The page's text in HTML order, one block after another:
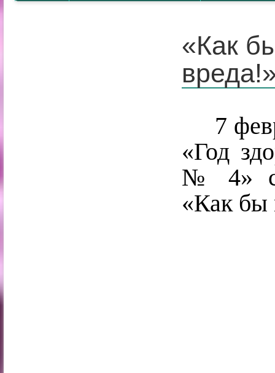
«Как
7
«Год
№ 4»
«Как бы